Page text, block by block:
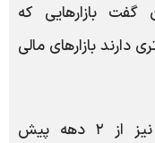
گفت بازارهایی که
دارند بازارهای مالی
همشهری نوشت: بازارسرمایه ایران نیز از ۲ دهه پیش